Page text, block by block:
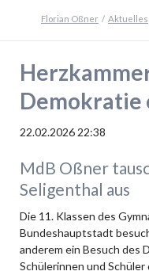
Florian Oßner Aktuelles
Demokratie
22.02.2026 22:38
MdB Oßner
Seligenthal aus
Die 11. Klassen des
Bundeshauptstadt
anderem ein Besuch des
Schülerinnen und